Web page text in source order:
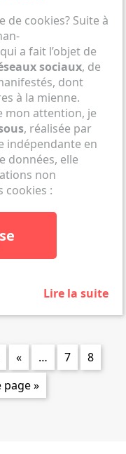
de cookies? Suite à
a fait l’objet de
sociaux, de
dont
à la mienne.
mon attention, je
, réalisée par
indépendante en
données, elle
non
cookies :
Lire la suite
« … 7
8
page »